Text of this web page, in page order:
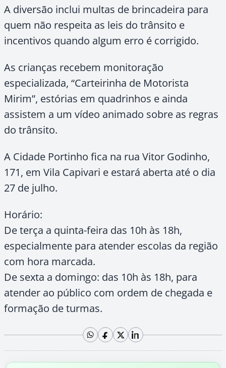
A diversão inclui multas de brincadeira para
quem não respeita as leis do trânsito e
incentivos quando algum erro é corrigido.
As crianças recebem monitoração
especializada, “Carteirinha de Motorista
Mirim”, estórias em quadrinhos e ainda
assistem a um vídeo animado sobre as regras
do trânsito.
A Cidade Portinho fica na rua Vitor Godinho,
171, em Vila Capivari e estará aberta até o dia
27 de julho.
Horário:
De terça a quinta-feira das 10h às 18h,
especialmente para atender escolas da região
com hora marcada.
De sexta a domingo: das 10h às 18h, para
atender ao público com ordem de chegada e
formação de turmas.